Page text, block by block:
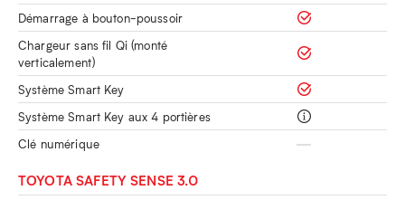
Démarrage à bouton-poussoir
Chargeur sans fil Qi (monté
verticalement)
Système Smart Key
Système Smart Key aux 4 portières
Clé numérique
TOYOTA SAFETY SENSE 3.0